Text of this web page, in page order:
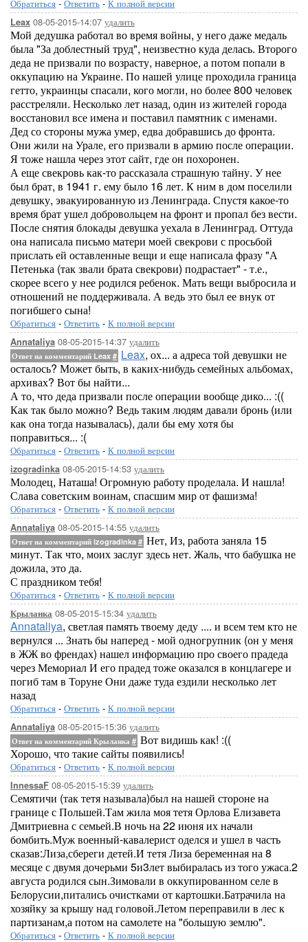
Обратиться - Ответить - К полной версии
Leax 08-05-2015-14:07 удалить
Мой дедушка работал во время войны, у него даже медаль
была "За доблестный труд", неизвестно куда делась. Второго
деда не призвали по возрасту, наверное, а потом попали в
оккупацию на Украине. По нашей улице проходила граница
гетто, украинцы спасали, кого могли, но более 800 человек
расстреляли. Несколько лет назад, один из жителей города
восстановил все имена и поставил памятник с именами.
Дед со стороны мужа умер, едва добравшись до фронта.
Они жили на Урале, его призвали в армию после операции.
Я тоже нашла через этот сайт, где он похоронен.
А еще свекровь как-то рассказала страшную тайну. У нее
был брат, в 1941 г. ему было 16 лет. К ним в дом поселили
девушку, эвакуированную из Ленинграда. Спустя какое-то
время брат ушел добровольцем на фронт и пропал без вести.
После снятия блокады девушка уехала в Ленинград. Оттуда
она написала письмо матери моей свекрови с просьбой
прислать ей оставленные вещи и еще написала фразу "А
Петенька (так звали брата свекрови) подрастает" - т.е.,
скорее всего у нее родился ребенок. Мать вещи выбросила и
отношений не поддерживала. А ведь это был ее внук от
погибшего сына!
Обратиться - Ответить - К полной версии
Annataliya 08-05-2015-14:37 удалить
Ответ на комментарий Leax # Leax, ох... а адреса той девушки не
осталось? Может быть, в каких-нибудь семейных альбомах,
архивах? Вот бы найти...
А то, что деда призвали после операции вообще дико... :((
Как так было можно? Ведь таким людям давали бронь (или
как она тогда называлась), дали бы ему хотя бы
поправиться... :(
Обратиться - Ответить - К полной версии
izogradinka 08-05-2015-14:53 удалить
Молодец, Наташа! Огромную работу проделала. И нашла!
Слава советским воинам, спасшим мир от фашизма!
Обратиться - Ответить - К полной версии
Annataliya 08-05-2015-14:55 удалить
Ответ на комментарий izogradinka # Нет, Из, работа заняла 15
минут. Так что, моих заслуг здесь нет. Жаль, что бабушка не
дожила, это да.
С праздником тебя!
Обратиться - Ответить - К полной версии
Крыланка 08-05-2015-15:34 удалить
Annataliya, светлая память твоему деду .... и всем тем кто не
вернулся ... Знать бы наперед - мой одногрупник (он у меня
в ЖЖ во френдах) нашел информацию про своего прадеда
через Мемориал И его прадед тоже оказался в концлагере и
погиб там в Торуне Они даже туда ездили несколько лет
назад
Обратиться - Ответить - К полной версии
Annataliya 08-05-2015-15:36 удалить
Ответ на комментарий Крыланка # Вот видишь как! :((
Хорошо, что такие сайты появились!
Обратиться - Ответить - К полной версии
InnessaF 08-05-2015-15:39 удалить
Семятичи (так тетя называла)был на нашей стороне на
границе с Польшей.Там жила моя тетя Орлова Елизавета
Дмитриевна с семьей.В ночь на 22 июня их начали
бомбить.Муж военный-кавалерист оделся и ушел в часть
сказав:Лиза,сбереги детей.И тетя Лиза беременная на 8
месяце с двумя дочерьми 5и3лет выбиралась из того ужаса.2
августа родился сын.Зимовали в оккупированном селе в
Белорусии,питались очистками от картошки.Батрачила на
хозяйку за крышу над головой.Летом переправили в лес к
партизанам,а потом на самолете на "большую землю".
Обратиться - Ответить - К полной версии